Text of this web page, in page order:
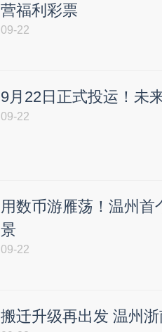
营福利彩票
09-22
9月22日正式投运！未
09-22
用数币游雁荡！温州
景
09-22
搬迁升级再出发 温州